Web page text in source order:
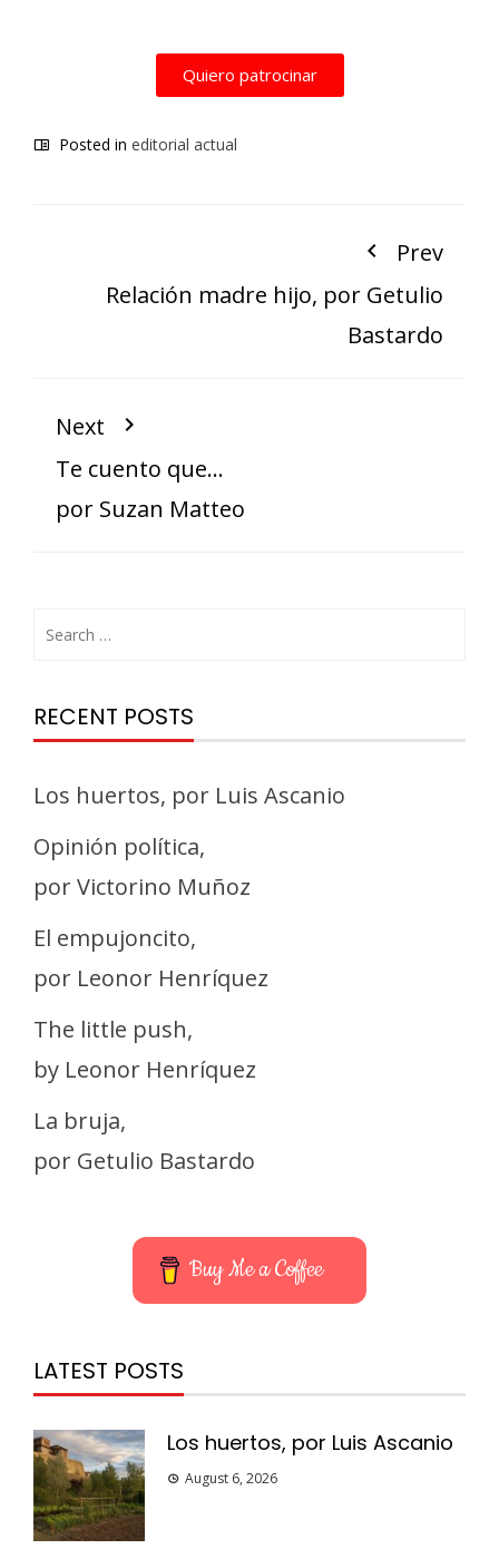
Quiero patrocinar
Posted in editorial actual
Prev
Relación madre hijo, por Getulio
Bastardo
Next
Te cuento que…
por Suzan Matteo
RECENT POSTS
Los huertos, por Luis Ascanio
Opinión política,
por Victorino Muñoz
El empujoncito,
por Leonor Henríquez
The little push,
by Leonor Henríquez
La bruja,
por Getulio Bastardo
Buy Me a Coffee
LATEST POSTS
Los huertos, por Luis Ascanio
August 6, 2026